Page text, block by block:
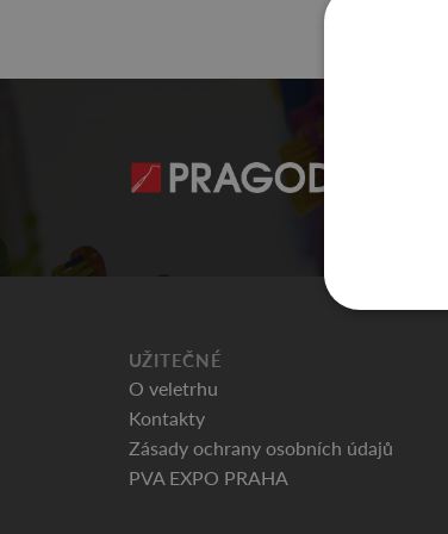
UŽITEČNÉ
O veletrhu
Kontakty
Zásady ochrany osobních údajů
PVA EXPO PRAHA